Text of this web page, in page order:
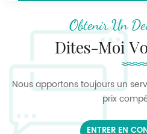
Obtenir Un
Dites-Moi
Nous apportons toujours un
prix
ENTRER EN